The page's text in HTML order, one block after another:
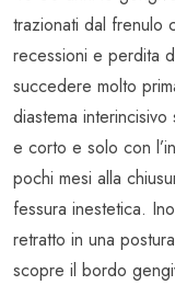
trazionati dal frenulo
recessioni e perdita
succedere molto
diastema
e corto e solo con
pochi mesi alla
fessura inestetica.
retratto in una
scopre il bordo